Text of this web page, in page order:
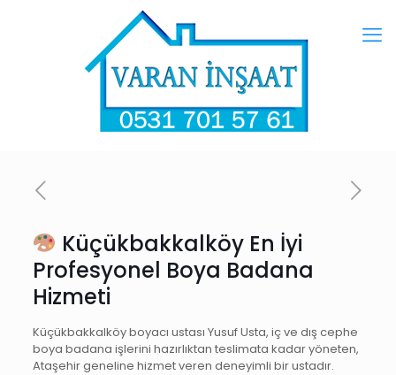
Küçükbakkalköy En İyi
Profesyonel Boya Badana
Hizmeti
Küçükbakkalköy boyacı ustası Yusuf Usta, iç ve dış cephe
boya badana işlerini hazırlıktan teslimata kadar yöneten,
Ataşehir geneline hizmet veren deneyimli bir ustadır.